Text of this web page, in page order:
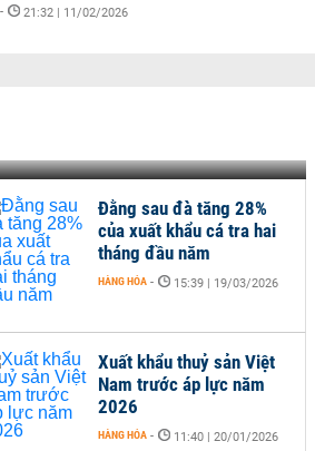
- 21:32 | 11/02/2026
Đằng sau đà tăng 28%
của xuất khẩu cá tra hai
tháng đầu năm
HÀNG HÓA - 15:39 | 19/03/2026
Xuất khẩu thuỷ sản Việt
Nam trước áp lực năm
2026
HÀNG HÓA - 11:40 | 20/01/2026